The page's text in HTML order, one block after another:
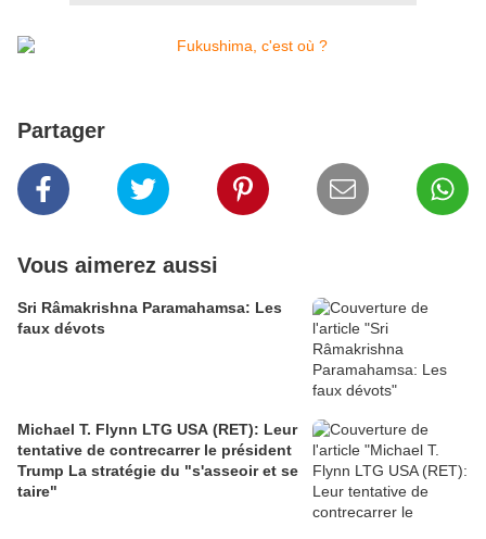
Partager
Vous aimerez aussi
Sri Râmakrishna Paramahamsa: Les
faux dévots
Michael T. Flynn LTG USA (RET): Leur
tentative de contrecarrer le président
Trump La stratégie du "s'asseoir et se
taire"